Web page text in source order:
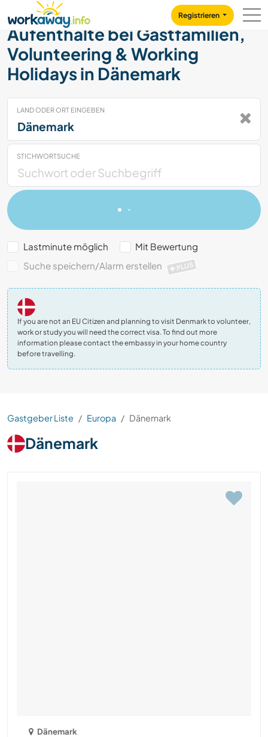
CONTENT
MAIN NAVIGATION
Registrieren
Aufenthalte bei Gastfamilien,
Volunteering & Working
Holidays in Dänemark
LAND ODER ORT EINGEBEN
STICHWORTSUCHE
Lastminute möglich
Mit Bewertung
Suche speichern/Alarm erstellen
PLUS
If you are not an EU Citizen and planning to visit Denmark to volunteer,
work or study you will need the correct visa. To find out more
information please contact the embassy in your home country
before travelling.
Gastgeber Liste Europa Dänemark
Dänemark
Dänemark